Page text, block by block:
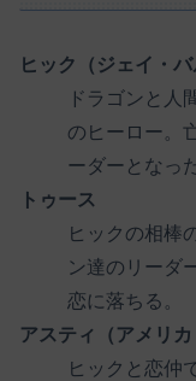
ヒック（ジェイ・バ
ドラゴンと人
のヒーロー。
ーダーとなっ
トゥース
ヒックの相棒
ン達のリーダ
恋に落ちる。
アスティ（アメリカ
ヒックと恋仲